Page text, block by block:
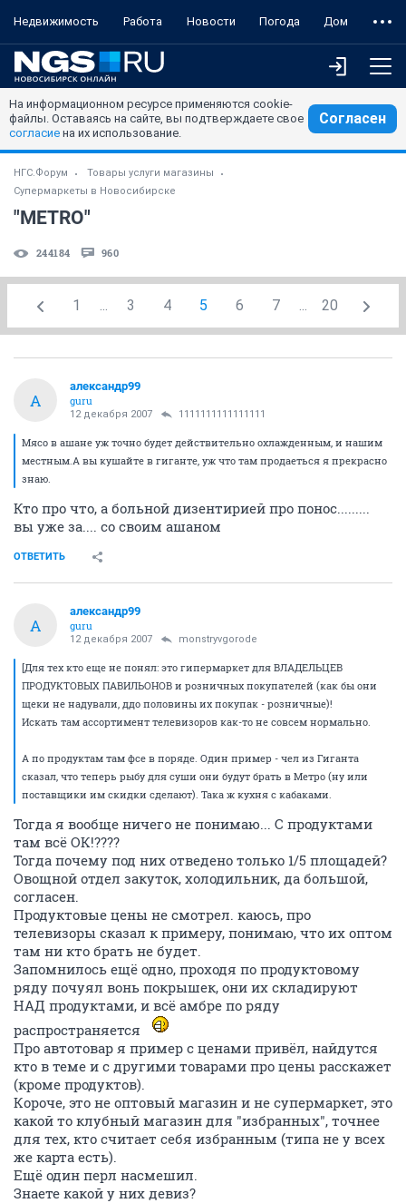
Недвижимость Работа Новости Погода Дом
На информационном ресурсе применяются cookie-
файлы. Оставаясь на сайте, вы подтверждаете свое
согласие на их использование.
Согласен
НГС.Форум
Товары услуги магазины
Супермаркеты в Новосибирске
"METRO"
244184 960
1 ... 3 4 5 6 7 ... 20
А
александр99
guru
12 декабря 2007 1111111111111111
Мясо в ашане уж точно будет действительно охлажденным, и нашим
местным.А вы кушайте в гиганте, уж что там продаеться я прекрасно
знаю.
Кто про что, а больной дизентирией про понос.........
вы уже за.... со своим ашаном
ОТВЕТИТЬ
А
александр99
guru
12 декабря 2007 monstryvgorode
[Для тех кто еще не понял: это гипермаркет для ВЛАДЕЛЬЦЕВ
ПРОДУКТОВЫХ ПАВИЛЬОНОВ и розничных покупателей (как бы они
щеки не надували, ддо половины их покупак - розничные)!
Искать там ассортимент телевизоров как-то не совсем нормально.
А по продуктам там фсе в поряде. Один пример - чел из Гиганта
сказал, что теперь рыбу для суши они будут брать в Метро (ну или
поставщики им скидки сделают). Така ж кухня с кабаками.
Тогда я вообще ничего не понимаю... С продуктами
там всё ОК!????
Тогда почему под них отведено только 1/5 площадей?
Овощной отдел закуток, холодильник, да большой,
согласен.
Продуктовые цены не смотрел. каюсь, про
телевизоры сказал к примеру, понимаю, что их оптом
там ни кто брать не будет.
Запомнилось ещё одно, проходя по продуктовому
ряду почуял вонь покрышек, они их складируют
НАД продуктами, и всё амбре по ряду
распространяется
Про автотовар я пример с ценами привёл, найдутся
кто в теме и с другими товарами про цены расскажет
(кроме продуктов).
Короче, это не оптовый магазин и не супермаркет, это
какой то клубный магазин для "избранных", точнее
для тех, кто считает себя избранным (типа не у всех
же карта есть).
Ещё один перл насмешил.
Знаете какой у них девиз?